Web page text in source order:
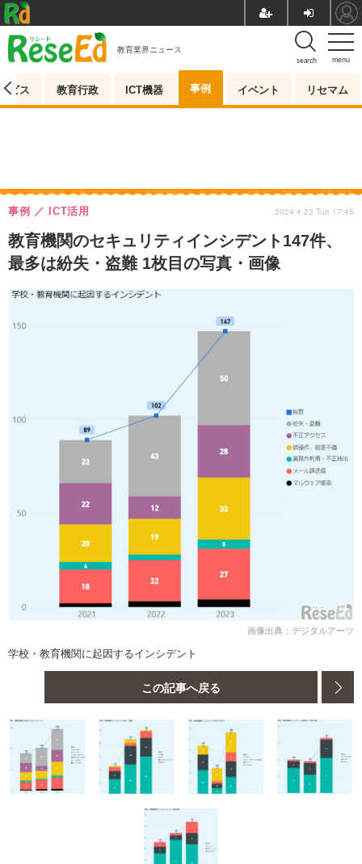
menu
search
教育業界ニュース
ビス 教育行政 ICT機器 事例 イベント リセマム
教育機関のセキュリティインシデント147件、
最多は紛失・盗難 1枚目の写真・画像
事例 ICT活用 2024.4.23 Tue 17:45
画像出典：デジタルアーツ
学校・教育機関に起因するインシデント
この記事へ戻る